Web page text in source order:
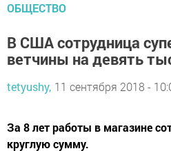
ОБЩЕСТВО
В США сотрудница
ветчины на девять
tetyushy, 11 сентября 2018 -
За 8 лет работы в магазине
круглую сумму.